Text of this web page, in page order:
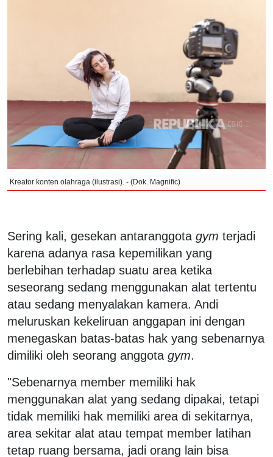
Kreator konten olahraga (ilustrasi). - (Dok. Magnific)
Sering kali, gesekan antaranggota gym terjadi
karena adanya rasa kepemilikan yang
berlebihan terhadap suatu area ketika
seseorang sedang menggunakan alat tertentu
atau sedang menyalakan kamera. Andi
meluruskan kekeliruan anggapan ini dengan
menegaskan batas-batas hak yang sebenarnya
dimiliki oleh seorang anggota gym.
"Sebenarnya member memiliki hak
menggunakan alat yang sedang dipakai, tetapi
tidak memiliki hak memiliki area di sekitarnya,
area sekitar alat atau tempat member latihan
tetap ruang bersama, jadi orang lain bisa